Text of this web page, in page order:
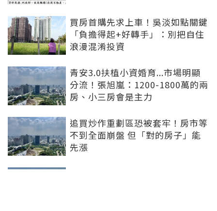
買房首購先求上車！吳淡如點關鍵
「負擔得起+好轉手」：別把自住
浪漫混淆投資
青安3.0扶植小資婚育...市場明顯
分流！張旭嵐：1200-1800萬的兩
房、小三房會是主力
追買炒作重劃區恐被套牢！房市等
不到全面崩盤 但「對的房子」能
先漲